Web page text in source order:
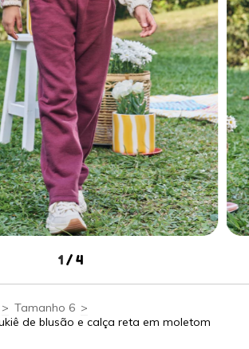
1 / 4
> Tamanho 6 >
de blusão e calça reta em moletom